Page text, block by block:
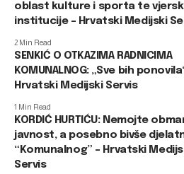
oblast kulture i sporta te
institucije – Hrvatski Medijski
2 Min Read
SENKIĆ O OTKAZIMA RADNICIMA
KOMUNALNOG: „Sve bih
Hrvatski Medijski Servis
1 Min Read
KORDIĆ HURTIĆU: Nemojte
javnost, a posebno bivše
“Komunalnog” – Hrvatski
Servis